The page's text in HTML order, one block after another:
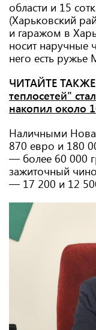
области и 15
(Харьковский
и гаражом в
носит наручные
него есть ружье
ЧИТАЙТЕ
теплосетей"
накопил около
Наличными
870 евро и 180
— более 60 000
зажиточный
— 17 200 и 12